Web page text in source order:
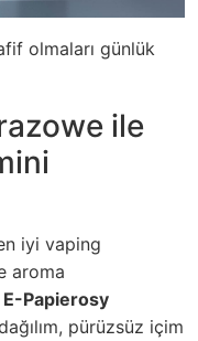
olmaları günlük
ile
iyi vaping
aroma
E-Papierosy
pürüzsüz içim